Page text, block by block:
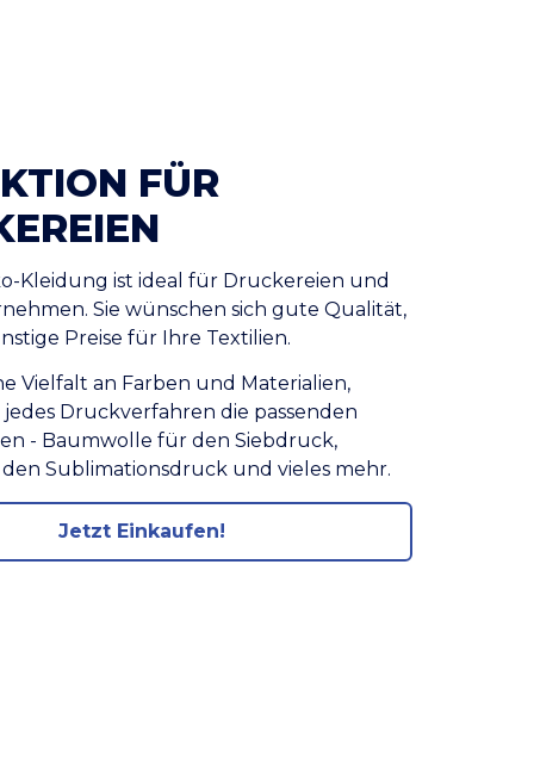
FÜR
Kleidung ist ideal für Druckereien und
Sie wünschen sich gute Qualität,
Preise für Ihre Textilien.
Vielfalt an Farben und Materialien,
jedes Druckverfahren die passenden
- Baumwolle für den Siebdruck,
Sublimationsdruck und vieles mehr.
Jetzt Einkaufen!